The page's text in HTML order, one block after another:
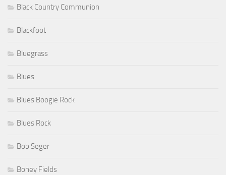
Black Country Communion
Blackfoot
Bluegrass
Blues
Blues Boogie Rock
Blues Rock
Bob Seger
Boney Fields